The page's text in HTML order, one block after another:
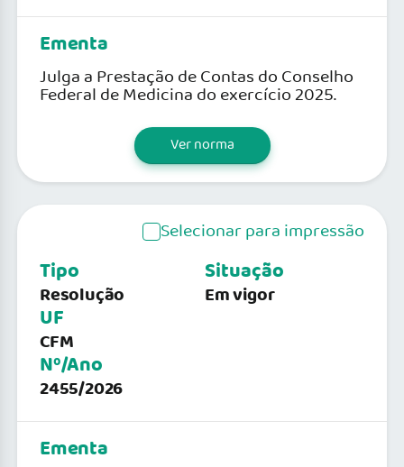
Ementa
Julga a Prestação de Contas do Conselho
Federal de Medicina do exercício 2025.
Ver norma
Selecionar para impressão
Tipo
Resolução
UF
CFM
Nº/Ano
2455/2026
Situação
Em vigor
Ementa